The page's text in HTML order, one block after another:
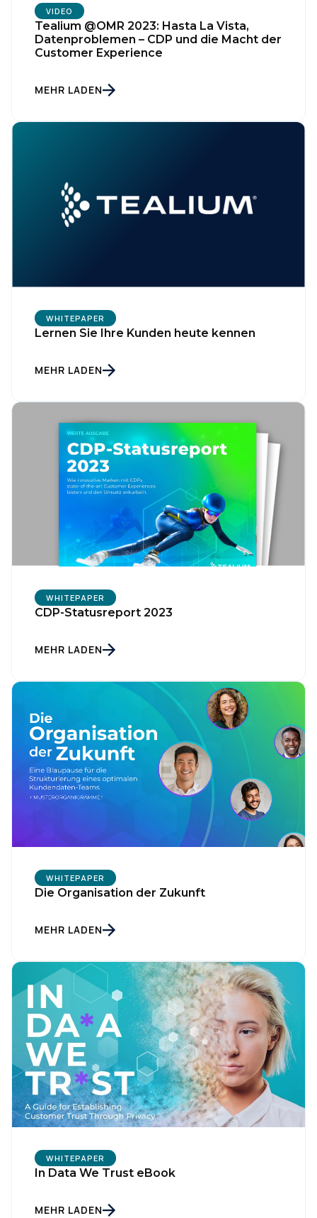
VIDEO
Tealium @OMR 2023: Hasta La Vista,
Datenproblemen – CDP und die Macht der
Customer Experience
MEHR LADEN
WHITEPAPER
Lernen Sie Ihre Kunden heute kennen
MEHR LADEN
WHITEPAPER
CDP-Statusreport 2023
MEHR LADEN
WHITEPAPER
Die Organisation der Zukunft
MEHR LADEN
WHITEPAPER
In Data We Trust eBook
MEHR LADEN